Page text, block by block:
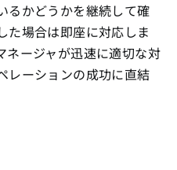
るかどうかを継続して確
た場合は即座に対応しま
ネージャが迅速に適切な対
レーションの成功に直結